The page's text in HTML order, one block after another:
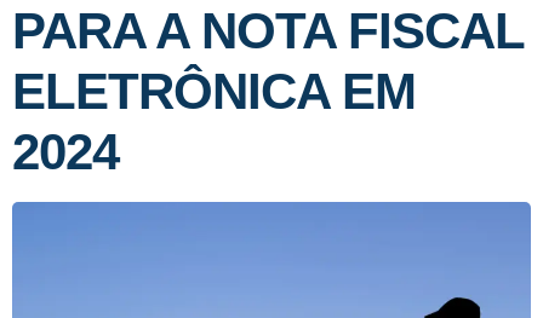
PARA A NOTA FISCAL
ELETRÔNICA EM
2024